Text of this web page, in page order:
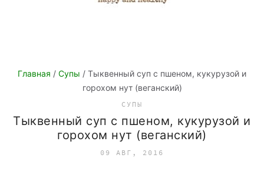
Главная / Супы / Тыквенный суп с пшеном, кукурузой и
горохом нут (веганский)
СУПЫ
Тыквенный суп с пшеном, кукурузой и
горохом нут (веганский)
09 АВГ, 2016